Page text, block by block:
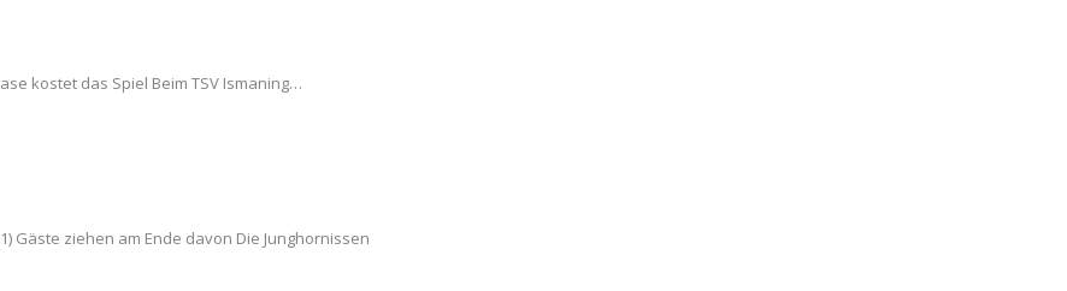
kostet das Spiel Beim TSV Ismaning…
Gäste ziehen am Ende davon Die Junghornissen